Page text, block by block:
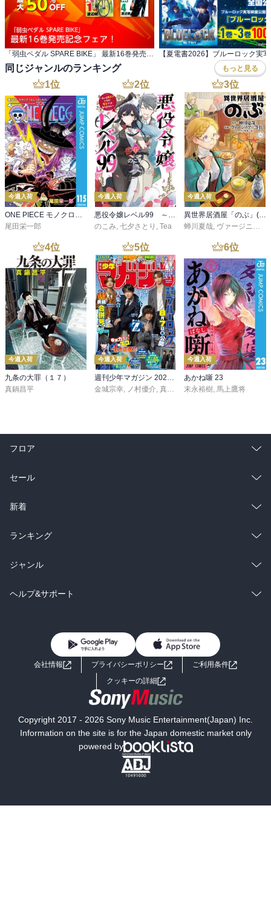
同じジャンルのランキング もっと見る
1位
今週入荷
ONE PIECE モノクロ版 115
尾田栄一郎
2位
今週入荷
悪役令嬢レベル99 ～私は裏ボスですが魔王ではありません～ その６
のこみ, 七夕さとり , Tea
3位
今週入荷
異世界居酒屋「のぶ」(22)
蝉川夏哉, ヴァージニア二等兵
4位
今週入荷
九条の大罪（１７）
真鍋昌平
5位
今週入荷
週刊少年マガジン 2026年36・37号[2026年8月5日発売]
金城宗幸, ノ村優介, 真島ヒロ ,宮島礼吏,新川直司
6位
今週入荷
あかね噺 23
末永裕樹, 馬上鷹将
フロア
総合
ラノベ
雑誌・グラビア
BL・TL
セール
総合
ラノベ
雑誌・グラビア
BL・TL
新着
総合
ラノベ
雑誌・グラビア
ランキング
総合
ラノベ
ジャンル
コミック
ライトノベル 男子向けラノベ
小説
海外小説
ミステリー SF
文学
ヘルプ&サポート
よくあるご質問 お問い合わせ
会社情報 プライバシーポリシー
ご利用条件
クッキーの詳細
Copyright 2017 - 2026 Sony Music Entertainment(Japan) Inc.
Information on the site is for the Japan domestic market only
powered by